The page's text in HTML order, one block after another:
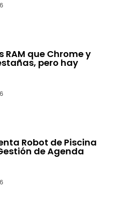
RAM que Chrome y
pero hay
Robot de Piscina
de Agenda